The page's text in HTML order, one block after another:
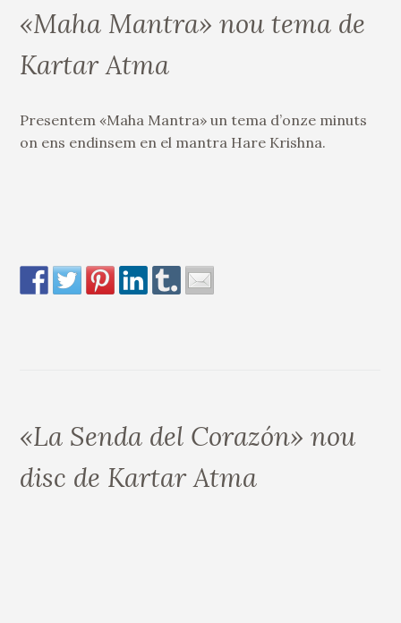
«Maha Mantra» nou tema de
Kartar Atma
Presentem «Maha Mantra» un tema d’onze minuts
on ens endinsem en el mantra Hare Krishna.
«La Senda del Corazón» nou
disc de Kartar Atma